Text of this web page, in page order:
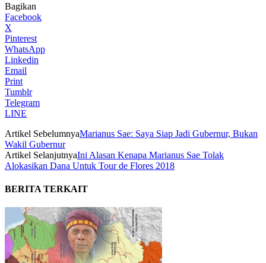
Bagikan
Facebook
X
Pinterest
WhatsApp
Linkedin
Email
Print
Tumblr
Telegram
LINE
Artikel SebelumnyaMarianus Sae: Saya Siap Jadi Gubernur, Bukan
Wakil Gubernur
Artikel SelanjutnyaIni Alasan Kenapa Marianus Sae Tolak
Alokasikan Dana Untuk Tour de Flores 2018
BERITA TERKAIT